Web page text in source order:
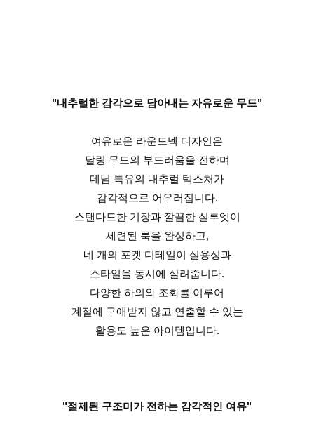
"내추럴한 감각으로 담아내는 자유로운 무드"
여유로운 라운드넥 디자인은
달링 무드의 부드러움을 전하며
데님 특유의 내추럴 텍스처가
감각적으로 어우러집니다.
스탠다드한 기장과 깔끔한 실루엣이
세련된 룩을 완성하고,
네 개의 포켓 디테일이 실용성과
스타일을 동시에 살려줍니다.
다양한 하의와 조화를 이루어
계절에 구애받지 않고 연출할 수 있는
활용도 높은 아이템입니다.
"절제된 구조미가 전하는 감각적인 여유"